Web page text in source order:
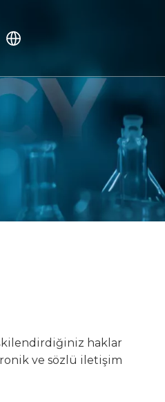
haklar
ve sözlü iletişim